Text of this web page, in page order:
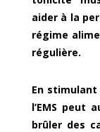
aider à la
régime
régulière.
En
l’EMS peut
brûler des